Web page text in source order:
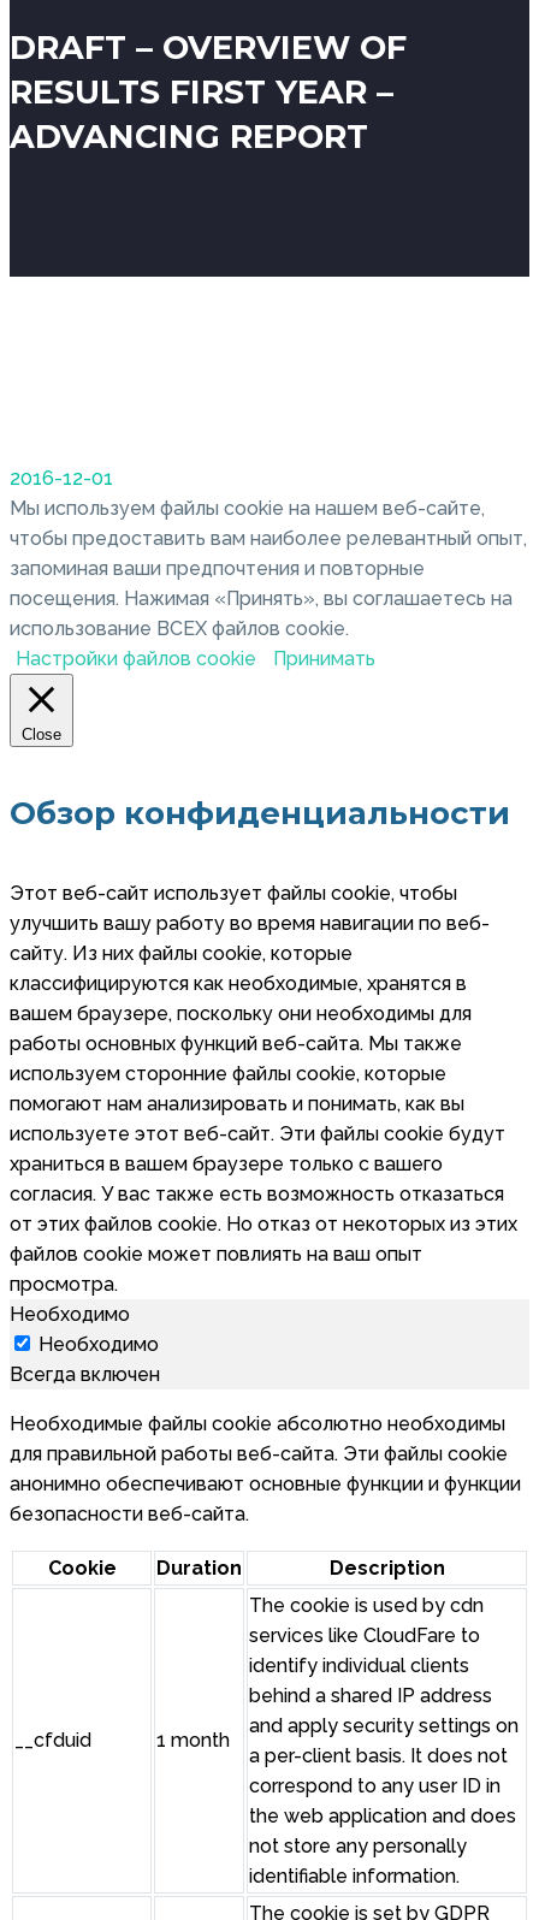
DRAFT – OVERVIEW OF
RESULTS FIRST YEAR –
ADVANCING REPORT
2016-12-01
Мы используем файлы cookie на нашем веб-сайте,
чтобы предоставить вам наиболее релевантный опыт,
запоминая ваши предпочтения и повторные
посещения. Нажимая «Принять», вы соглашаетесь на
использование ВСЕХ файлов cookie.
Настройки файлов cookie
Принимать
Close
Обзор конфиденциальности
Этот веб-сайт использует файлы cookie, чтобы
улучшить вашу работу во время навигации по веб-
сайту. Из них файлы cookie, которые
классифицируются как необходимые, хранятся в
вашем браузере, поскольку они необходимы для
работы основных функций веб-сайта. Мы также
используем сторонние файлы cookie, которые
помогают нам анализировать и понимать, как вы
используете этот веб-сайт. Эти файлы cookie будут
храниться в вашем браузере только с вашего
согласия. У вас также есть возможность отказаться
от этих файлов cookie. Но отказ от некоторых из этих
файлов cookie может повлиять на ваш опыт
просмотра.
Необходимо
Необходимо
Всегда включен
Необходимые файлы cookie абсолютно необходимы
для правильной работы веб-сайта. Эти файлы cookie
анонимно обеспечивают основные функции и функции
безопасности веб-сайта.
Cookie Duration Description
__cfduid 1 month
The cookie is used by cdn
services like CloudFare to
identify individual clients
behind a shared IP address
and apply security settings on
a per-client basis. It does not
correspond to any user ID in
the web application and does
not store any personally
identifiable information.
The cookie is set by GDPR